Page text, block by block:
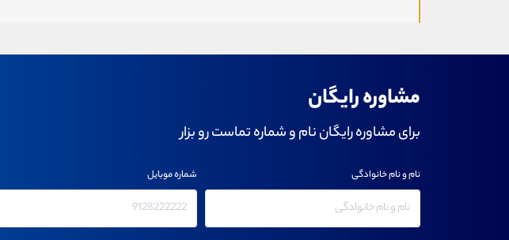
مشاوره رایگان
برای مشاوره رایگان نام و شماره تماست رو بزار
نام و نام خانوادگی شماره موبایل